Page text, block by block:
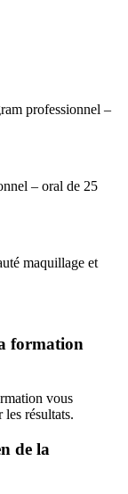
professionnel –
– oral de 25
maquillage et
formation
vous
résultats.
de la